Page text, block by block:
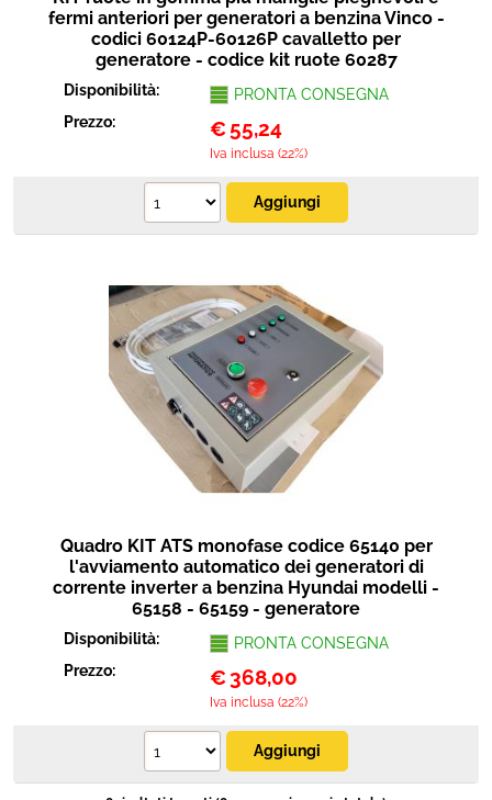
fermi anteriori per generatori a benzina Vinco -
codici 60124P-60126P cavalletto per
generatore - codice kit ruote 60287
Disponibilità:
PRONTA CONSEGNA
Prezzo:
€ 55,24
Iva inclusa (22%)
Quadro KIT ATS monofase codice 65140 per
l'avviamento automatico dei generatori di
corrente inverter a benzina Hyundai modelli -
65158 - 65159 - generatore
Disponibilità:
PRONTA CONSEGNA
Prezzo:
€ 368,00
Iva inclusa (22%)